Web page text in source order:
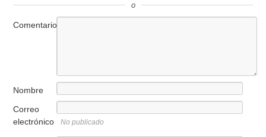
o
Comentario
Nombre
Correo
electrónico
No publicado